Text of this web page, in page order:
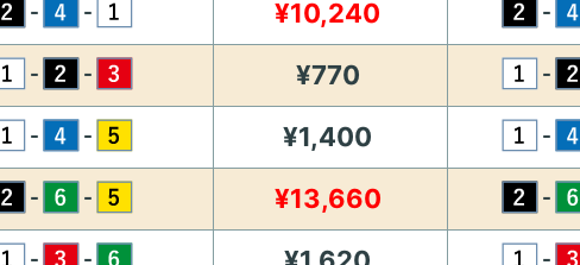
- - ¥10,240 -
- - ¥770 -
- - ¥1,400 -
- - ¥13,660 -
- - -